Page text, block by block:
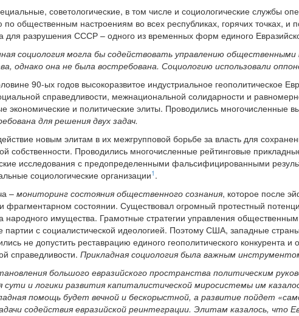
советологические, в том числе и социологические службы
общественным настроениям во всех республиках, горячих точках,
для разрушения СССР – одного из временных форм единого
социология могла бы содействовать управлению общественными
однако она не была востребована. Социологию использовали
90-ых годов высокоразвитое индустриальное геополитическое
справедливости, межнациональной солидарности и
экономические и политические элиты. Проводились многочисленные
для решения двух задач.
новым элитам в их межгрупповой борьбе за власть для
собственности. Проводились многочисленные рейтинговые
исследования с предопределенными фальсифицированными
социологические организации1 .
–мониторинг состояния общественного сознания, которое после
фрагментарном состоянии. Существовал огромный протестный
народного имущества. Грамотные стратегии управления
партии с социалистической идеологией. Поэтому США, западные
не допустить реставрацию единого геополитического
справедливости. Прикладная социология была важным
большого евразийского пространства политическим
сути и логики развития капиталистической миросистемы им
помощь будет вечной и бескорыстной, а развитие пойдет
содействия евразийской реинтеграции. Элитам казалось, что